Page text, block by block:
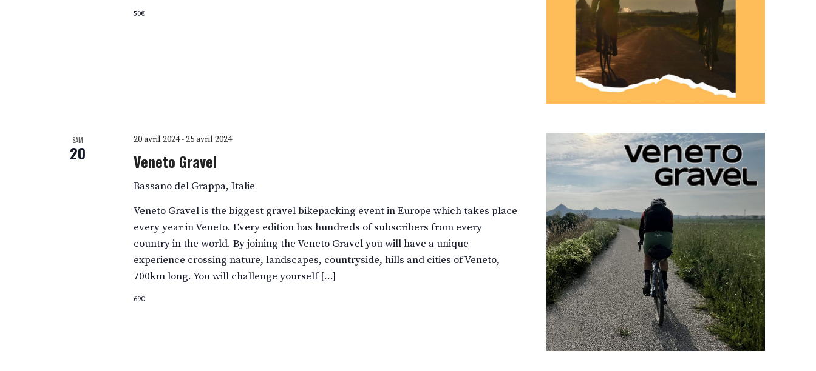
50€
SAM
20 Veneto Gravel
20 avril 2024-25 avril 2024
Bassano del Grappa, Italie
Veneto Gravel is the biggest gravel bikepacking event in Europe which takes place
every year in Veneto. Every edition has hundreds of subscribers from every
country in the world. By joining the Veneto Gravel you will have a unique
experience crossing nature, landscapes, countryside, hills and cities of Veneto,
700km long. You will challenge yourself […]
69€